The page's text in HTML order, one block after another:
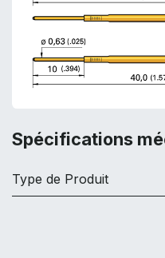
Spécifications
Type de Produit